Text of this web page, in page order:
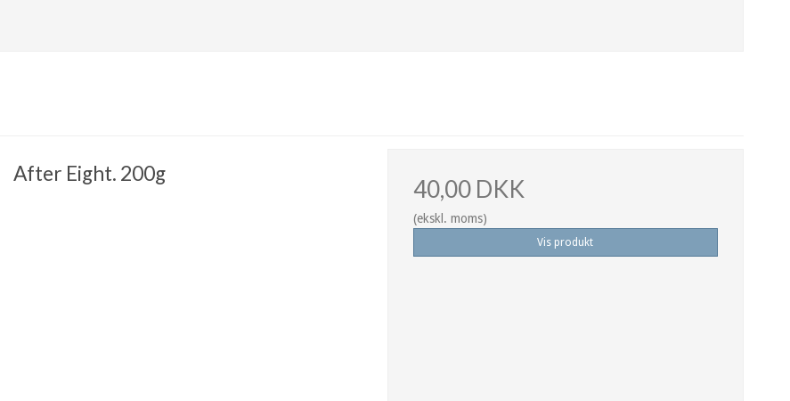
After Eight. 200g
40,00 DKK
(ekskl. moms)
Vis produkt